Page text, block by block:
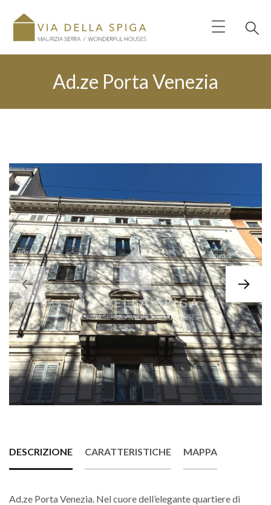
Ad.ze Porta Venezia
DESCRIZIONE CARATTERISTICHE MAPPA
Ad.ze Porta Venezia. Nel cuore dell’elegante quartiere di